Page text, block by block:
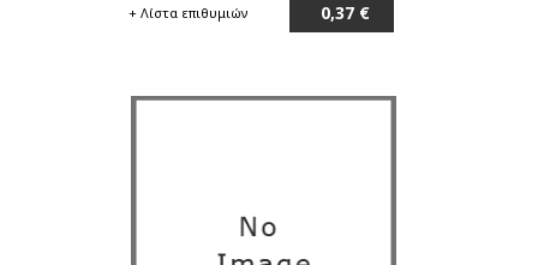
+ Λίστα επιθυμιών 0,37 €